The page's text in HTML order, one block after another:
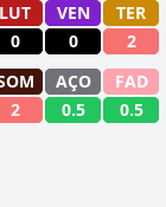
LUT VEN
TER
0 0
2
AÇO
FAD
2 0.5 0.5